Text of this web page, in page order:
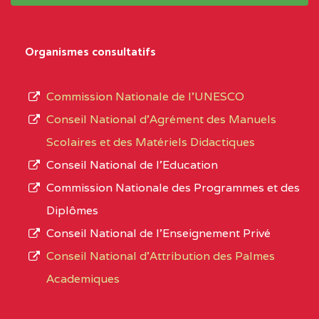
D'ENSEIGNEMENT
PROFESSIONNEL
(CEGEP) STE FOI BP
:4740 YAOUNDE
CENTRE
COLLEGE PANAFRICAIN
DE L'EXCELLENCE BP
CENTRE
COLLEGE PRIVE
type
L’offre
d’éducation
de
Organismes consultatifs
Commission Nationale de l’UNESCO
Conseil National d’Agrément des Manuels
Scolaires et des Matériels Didactiques
Conseil National de l’Education
Commission Nationale des Programmes et des
Diplômes
Conseil National de l’Enseignement Privé
Conseil National d'Attribution des Palmes
Academiques